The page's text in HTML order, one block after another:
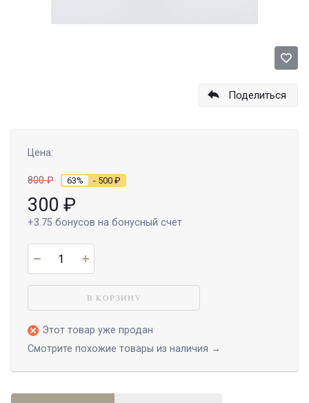
Поделиться
Цена:
800₽ 63% - 500 ₽
300 ₽
+3.75 бонусов на бонусный счет
В КОРЗИНУ
Этот товар уже продан
Смотрите похожие товары из наличия →